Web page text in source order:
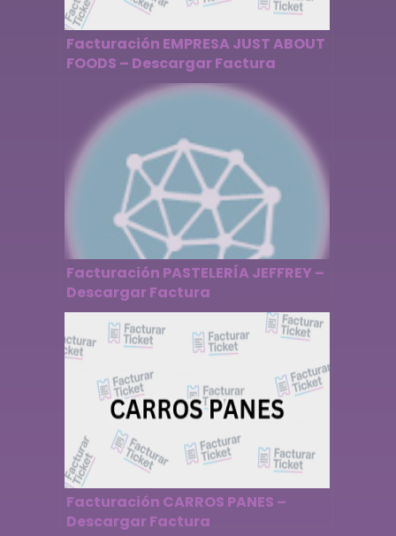
Facturación EMPRESA JUST ABOUT
FOODS – Descargar Factura
Facturación PASTELERÍA JEFFREY –
Descargar Factura
Facturación CARROS PANES –
Descargar Factura